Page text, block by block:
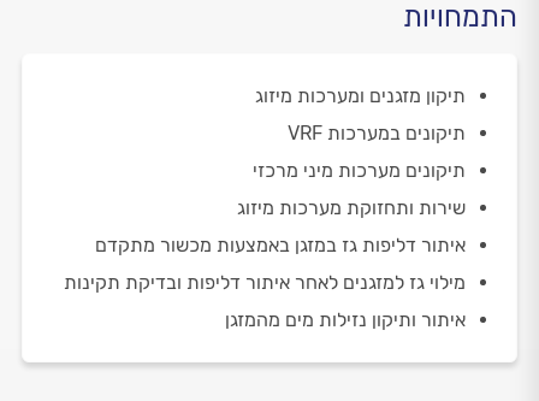
התמחויות
תיקון מזגנים ומערכות מיזוג
תיקונים במערכות VRF
תיקונים מערכות מיני מרכזי
שירות ותחזוקת מערכות מיזוג
איתור דליפות גז במזגן באמצעות מכשור מתקדם
מילוי גז למזגנים לאחר איתור דליפות ובדיקת תקינות
איתור ותיקון נזילות מים מהמזגן